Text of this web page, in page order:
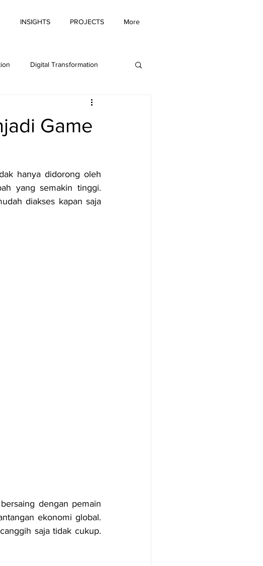
INSIGHTS PROJECTS More
Digital Transformation
Game
hanya didorong oleh
yang semakin tinggi.
diakses kapan saja
dengan pemain
ekonomi global.
saja tidak cukup.